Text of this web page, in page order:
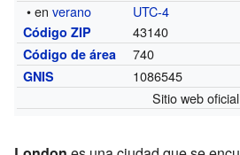
• enverano UTC-4
Código ZIP 43140
Código de área 740
GNIS
1086545
Sitio web oficial